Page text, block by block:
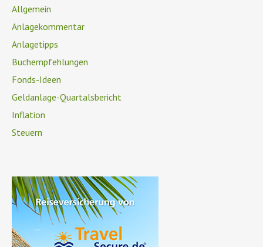
Allgemein
Anlagekommentar
Anlagetipps
Buchempfehlungen
Fonds-Ideen
Geldanlage-Quartalsbericht
Inflation
Steuern